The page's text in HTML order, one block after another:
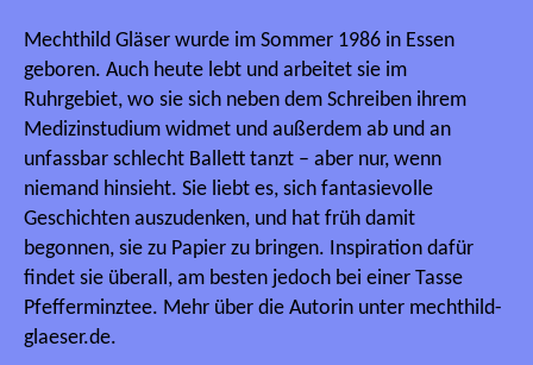
Mechthild Gläser wurde im Sommer 1986 in Essen
geboren. Auch heute lebt und arbeitet sie im
Ruhrgebiet, wo sie sich neben dem Schreiben ihrem
Medizinstudium widmet und außerdem ab und an
unfassbar schlecht Ballett tanzt – aber nur, wenn
niemand hinsieht. Sie liebt es, sich fantasievolle
Geschichten auszudenken, und hat früh damit
begonnen, sie zu Papier zu bringen. Inspiration dafür
findet sie überall, am besten jedoch bei einer Tasse
Pfefferminztee. Mehr über die Autorin unter mechthild-
glaeser.de.